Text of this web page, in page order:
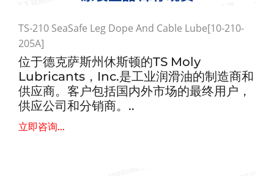
TS-210 SeaSafe Leg Dope And Cable Lube[10-210-
205A]
位于德克萨斯州休斯顿的TS Moly
Lubricants，Inc.是工业润滑油的制造商和
供应商。客户包括国内外市场的最终用户，
供应公司和分销商。..
立即咨询...